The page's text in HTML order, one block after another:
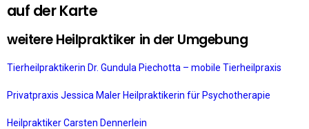
auf der Karte
weitere Heilpraktiker in der Umgebung
Tierheilpraktikerin Dr. Gundula Piechotta – mobile Tierheilpraxis
Privatpraxis Jessica Maler Heilpraktikerin für Psychotherapie
Heilpraktiker Carsten Dennerlein